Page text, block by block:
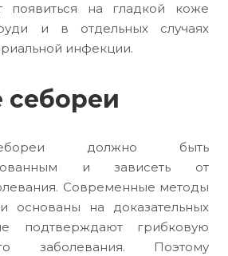
появиться на гладкой коже
и в отдельных случаях
инфекции.
себореи
должно быть
и зависеть от
Современные методы
основаны на доказательных
подтверждают грибковую
заболевания. Поэтому